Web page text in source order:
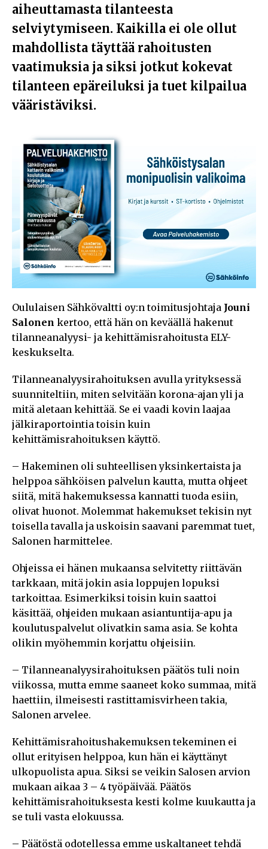
aiheuttamasta tilanteesta
selviytymiseen. Kaikilla ei ole ollut
mahdollista täyttää rahoitusten
vaatimuksia ja siksi jotkut kokevat
tilanteen epäreiluksi ja tuet kilpailua
vääristäviksi.
Oululaisen Sähkövaltti oy:n toimitusjohtaja Jouni
Salonen kertoo, että hän on keväällä hakenut
tilanneanalyysi- ja kehittämisrahoitusta ELY-
keskukselta.
Tilanneanalyysirahoituksen avulla yrityksessä
suunniteltiin, miten selvitään korona-ajan yli ja
mitä aletaan kehittää. Se ei vaadi kovin laajaa
jälkiraportointia toisin kuin
kehittämisrahoituksen käyttö.
– Hakeminen oli suhteellisen yksinkertaista ja
helppoa sähköisen palvelun kautta, mutta ohjeet
siitä, mitä hakemuksessa kannatti tuoda esiin,
olivat huonot. Molemmat hakemukset tekisin nyt
toisella tavalla ja uskoisin saavani paremmat tuet,
Salonen harmittelee.
Ohjeissa ei hänen mukaansa selvitetty riittävän
tarkkaan, mitä jokin asia loppujen lopuksi
tarkoittaa. Esimerkiksi toisin kuin saattoi
käsittää, ohjeiden mukaan asiantuntija-apu ja
koulutuspalvelut olivatkin sama asia. Se kohta
olikin myöhemmin korjattu ohjeisiin.
– Tilanneanalyysirahoituksen päätös tuli noin
viikossa, mutta emme saaneet koko summaa, mitä
haettiin, ilmeisesti rastittamisvirheen takia,
Salonen arvelee.
Kehittämisrahoitushakemuksen tekeminen ei
ollut erityisen helppoa, kun hän ei käyttänyt
ulkopuolista apua. Siksi se veikin Salosen arvion
mukaan aikaa 3 – 4 työpäivää. Päätös
kehittämisrahoituksesta kesti kolme kuukautta ja
se tuli vasta elokuussa.
– Päätöstä odotellessa emme uskaltaneet tehdä